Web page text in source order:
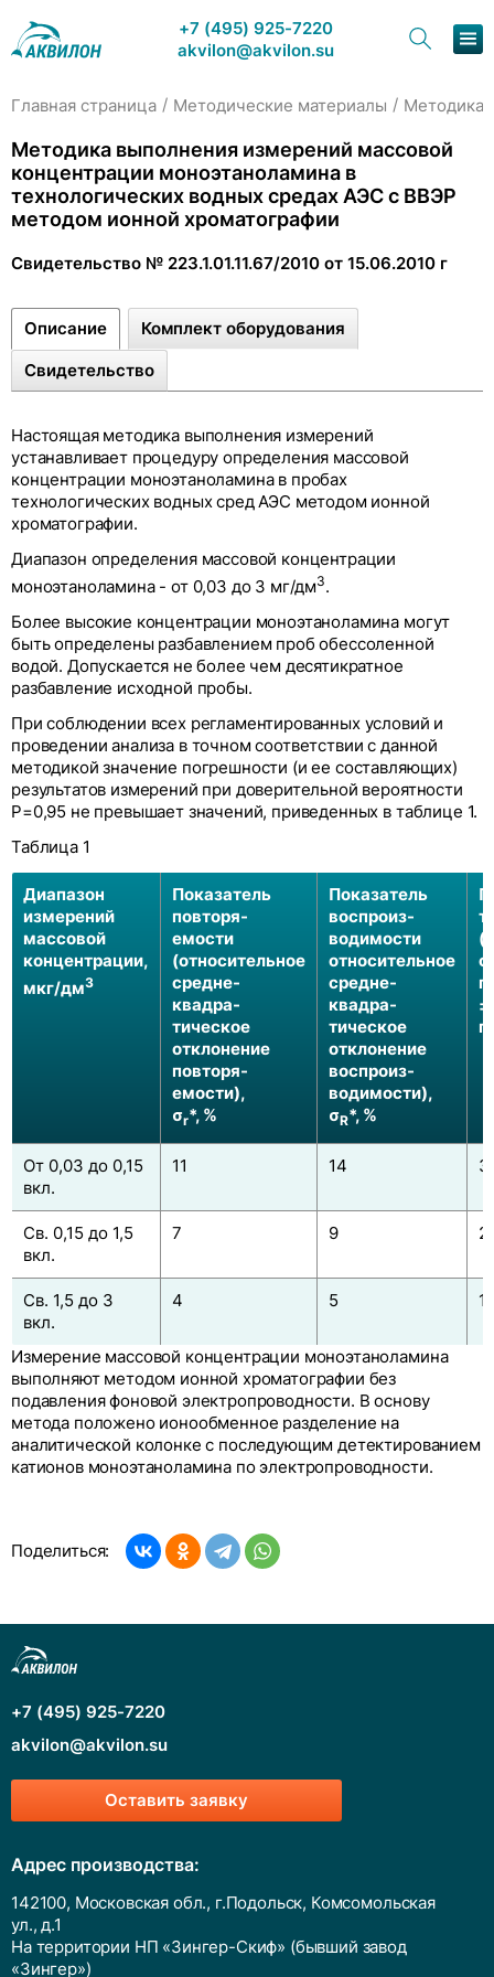
+7 (495) 925-7220
akvilon@akvilon.su
Главная страница / Методические материалы / Методика
Методика выполнения измерений массовой
концентрации моноэтаноламина в
технологических водных средах АЭС с ВВЭР
методом ионной хроматографии
Свидетельство № 223.1.01.11.67/2010 от 15.06.2010 г
Описание Комплект оборудования
Свидетельство
Настоящая методика выполнения измерений
устанавливает процедуру определения массовой
концентрации моноэтаноламина в пробах
технологических водных сред АЭС методом ионной
хроматографии.
Диапазон определения массовой концентрации
моноэтаноламина - от 0,03 до 3 мг/дм3.
Более высокие концентрации моноэтаноламина могут
быть определены разбавлением проб обессоленной
водой. Допускается не более чем десятикратное
разбавление исходной пробы.
При соблюдении всех регламентированных условий и
проведении анализа в точном соответствии с данной
методикой значение погрешности (и ее составляющих)
результатов измерений при доверительной вероятности
Р=0,95 не превышает значений, приведенных в таблице 1.
Таблица 1
Диапазон
измерений
массовой
концентрации,
мкг/дм3
Показатель
повторя-
емости
(относительное
средне-
квадра-
тическое
отклонение
повторя-
емости),
σr*, %
Показатель
воспроиз-
водимости
относительное
средне-
квадра-
тическое
отклонение
воспроиз-
водимости),
σR*, %
От 0,03 до 0,15
вкл.
11 14
Св. 0,15 до 1,5
вкл.
7 9
Св. 1,5 до 3
вкл.
4 5
Измерение массовой концентрации моноэтаноламина
выполняют методом ионной хроматографии без
подавления фоновой электропроводности. В основу
метода положено ионообменное разделение на
аналитической колонке с последующим детектированием
катионов моноэтаноламина по электропроводности.
Поделиться:
Оставить заявку
+7 (495) 925-7220
akvilon@akvilon.su
Адрес производства:
142100, Московская обл., г.Подольск, Комсомольская
ул., д.1
На территории НП «Зингер-Скиф» (бывший завод
«Зингер»)